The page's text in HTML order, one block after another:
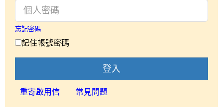
忘記密碼
記住帳號密碼
登入
重寄啟用信 常見問題